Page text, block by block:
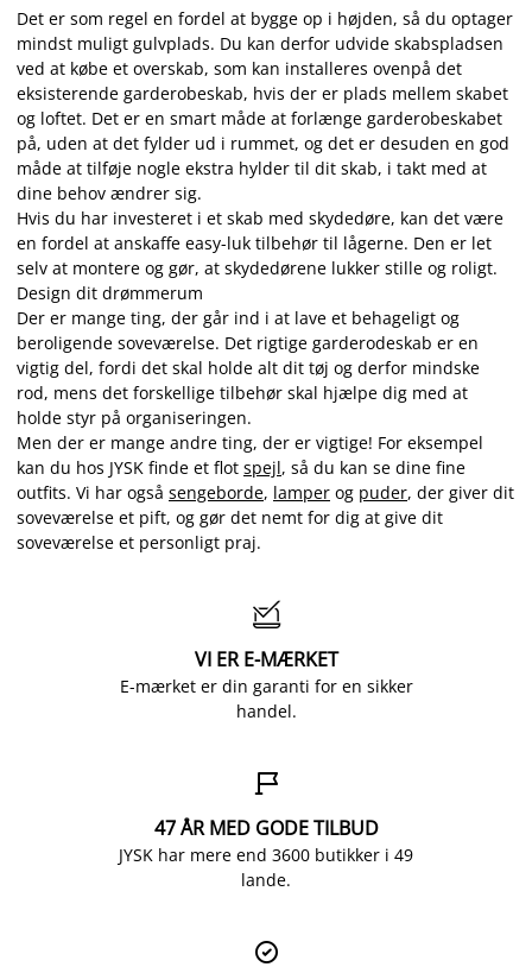
Det er som regel en fordel at bygge op i højden, så du optager
mindst muligt gulvplads. Du kan derfor udvide skabspladsen
ved at købe et overskab, som kan installeres ovenpå det
eksisterende garderobeskab, hvis der er plads mellem skabet
og loftet. Det er en smart måde at forlænge garderobeskabet
på, uden at det fylder ud i rummet, og det er desuden en god
måde at tilføje nogle ekstra hylder til dit skab, i takt med at
dine behov ændrer sig.
Hvis du har investeret i et skab med skydedøre, kan det være
en fordel at anskaffe easy-luk tilbehør til lågerne. Den er let
selv at montere og gør, at skydedørene lukker stille og roligt.
Design dit drømmerum
Der er mange ting, der går ind i at lave et behageligt og
beroligende soveværelse. Det rigtige garderodeskab er en
vigtig del, fordi det skal holde alt dit tøj og derfor mindske
rod, mens det forskellige tilbehør skal hjælpe dig med at
holde styr på organiseringen.
Men der er mange andre ting, der er vigtige! For eksempel
kan du hos JYSK finde et flot spejl, så du kan se dine fine
outfits. Vi har også sengeborde, lamper og puder, der giver dit
soveværelse et pift, og gør det nemt for dig at give dit
soveværelse et personligt praj.

VI ER E-MÆRKET
E-mærket er din garanti for en sikker
handel.

47 ÅR MED GODE TILBUD
JYSK har mere end 3600 butikker i 49
lande.
